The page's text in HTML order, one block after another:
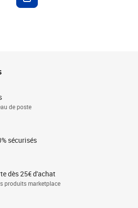
de poste
sécurisés
dès 25€ d'achat
produits marketplace